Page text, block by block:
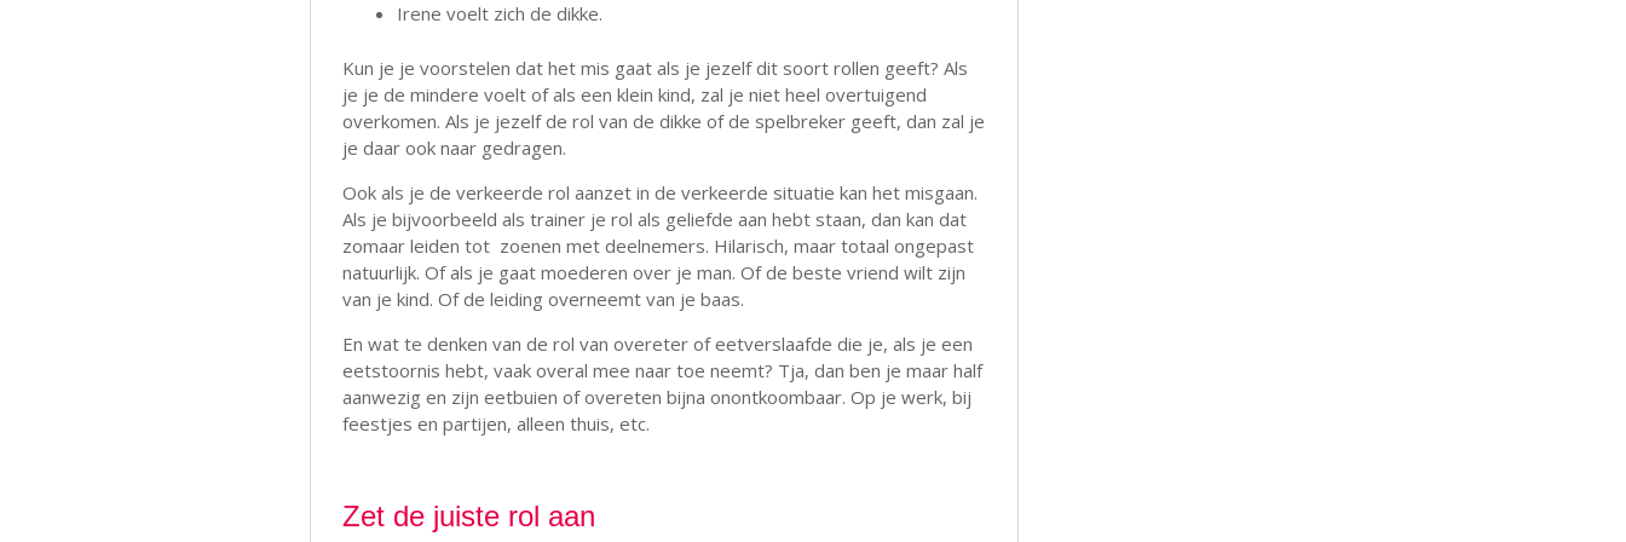
Irene voelt zich de dikke.
Kun je je voorstelen dat het mis gaat als je jezelf dit soort rollen geeft? Als
je je de mindere voelt of als een klein kind, zal je niet heel overtuigend
overkomen. Als je jezelf de rol van de dikke of de spelbreker geeft, dan zal je
je daar ook naar gedragen.
Ook als je de verkeerde rol aanzet in de verkeerde situatie kan het misgaan.
Als je bijvoorbeeld als trainer je rol als geliefde aan hebt staan, dan kan dat
zomaar leiden tot zoenen met deelnemers. Hilarisch, maar totaal ongepast
natuurlijk. Of als je gaat moederen over je man. Of de beste vriend wilt zijn
van je kind. Of de leiding overneemt van je baas.
En wat te denken van de rol van overeter of eetverslaafde die je, als je een
eetstoornis hebt, vaak overal mee naar toe neemt? Tja, dan ben je maar half
aanwezig en zijn eetbuien of overeten bijna onontkoombaar. Op je werk, bij
feestjes en partijen, alleen thuis, etc.
Zet de juiste rol aan